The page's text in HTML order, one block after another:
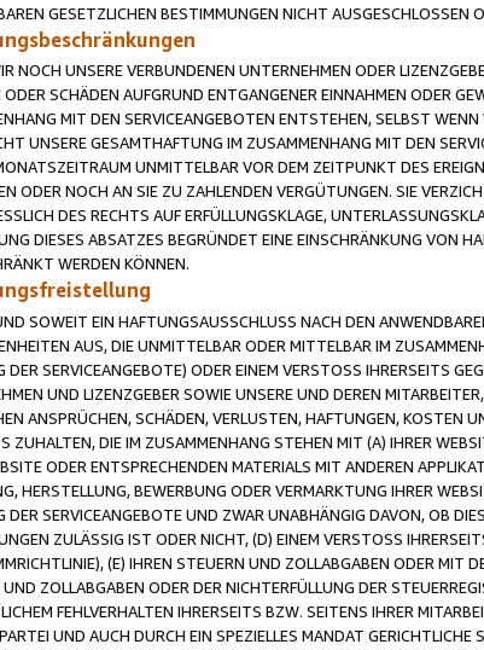
GESETZLICHEN BESTIMMUNGEN NICHT AUSGESCHLOSSEN
NOCH UNSERE VERBUNDENEN UNTERNEHMEN ODER
SCHÄDEN AUFGRUND ENTGANGENER EINNAHMEN ODER
MIT DEN SERVICEANGEBOTEN ENTSTEHEN, SELBST
UNSERE GESAMTHAFTUNG IM ZUSAMMENHANG MIT DEN
UNMITTELBAR VOR DEM ZEITPUNKT DES
ODER NOCH AN SIE ZU ZAHLENDEN VERGÜTUNGEN. SIE
DES RECHTS AUF ERFÜLLUNGSKLAGE,
DIESES ABSATZES BEGRÜNDET EINE EINSCHRÄNKUNG VON
WERDEN KÖNNEN.
SOWEIT EIN HAFTUNGSAUSSCHLUSS NACH DEN
AUS, DIE UNMITTELBAR ODER MITTELBAR IM
SERVICEANGEBOTE) ODER EINEM VERSTOSS IHRERSEITS
UND LIZENZGEBER SOWIE UNSERE UND DEREN
ANSPRÜCHEN, SCHÄDEN, VERLUSTEN, HAFTUNGEN, KOSTEN
ZUHALTEN, DIE IM ZUSAMMENHANG STEHEN MIT (A) IHRER
ODER ENTSPRECHENDEN MATERIALS MIT ANDEREN
HERSTELLUNG, BEWERBUNG ODER VERMARKTUNG IHRER
DER SERVICEANGEBOTE UND ZWAR UNABHÄNGIG DAVON, OB
ZULÄSSIG IST ODER NICHT, (D) EINEM VERSTOSS
(E) IHREN STEUERN UND ZOLLABGABEN ODER MIT
ZOLLABGABEN ODER DER NICHTERFÜLLUNG DER
FEHLVERHALTEN IHRERSEITS BZW. SEITENS IHRER
UND AUCH DURCH EIN SPEZIELLES MANDAT